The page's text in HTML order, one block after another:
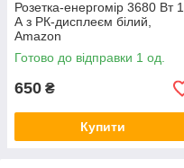
Розетка-енергомір 3680 Вт
А з РК-дисплеєм білий,
Amazon
Готово до відправки 1 од.
650 ₴
Купити